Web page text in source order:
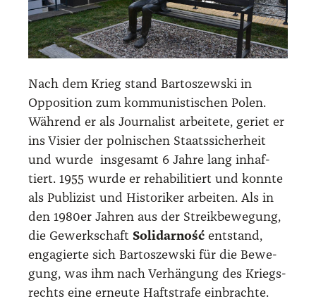
Nach dem Krieg stand Bar­to­szew­ski in
Oppo­si­ti­on zum kom­mu­nis­ti­schen Polen.
Wäh­rend er als Jour­na­list arbei­te­te, geriet er
ins Visier der pol­ni­schen Staats­si­cher­heit
und wur­de ins­ge­samt 6 Jah­re lang inhaf­
tiert. 1955 wur­de er reha­bi­li­tiert und konn­te
als Publi­zist und His­to­ri­ker arbei­ten. Als in
den 1980er Jah­ren aus der Streik­be­we­gung,
die Gewerk­schaft Soli­dar­ność ent­stand,
enga­gier­te sich Bar­to­szew­ski für die Bewe­
gung, was ihm nach Ver­hän­gung des Kriegs­
rechts eine erneu­te Haft­stra­fe ein­brach­te.